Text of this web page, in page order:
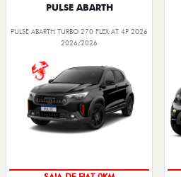
PULSE ABARTH
PULSE ABARTH TURBO 270 FLEX AT 4P 2026
2026/2026